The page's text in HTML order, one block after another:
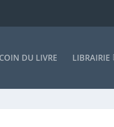
COIN DU LIVRE LIBRAIRIE